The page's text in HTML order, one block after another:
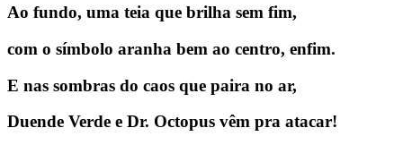
Ao fundo, uma teia que brilha sem fim,
com o símbolo aranha bem ao centro, enfim.
E nas sombras do caos que paira no ar,
Duende Verde e Dr. Octopus vêm pra atacar!